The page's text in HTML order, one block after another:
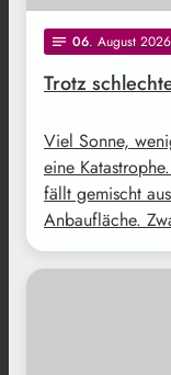
notes 06. August
Trotz
Viel Sonne,
eine
fällt gemischt
Anbaufläche.